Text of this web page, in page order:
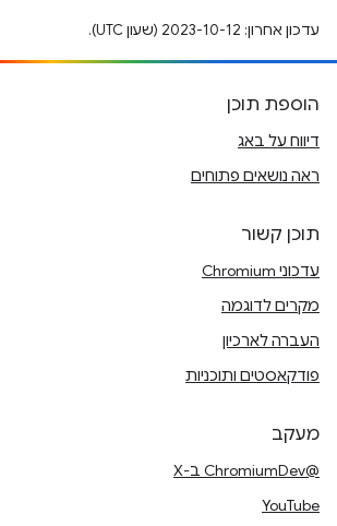
עדכון אחרון: 2023-10-12 (שעון UTC).
הוספת תוכן
דיווח על באג
ראה נושאים פתוחים
תוכן קשור
עדכוני Chromium
מקרים לדוגמה
העברה לארכיון
פודקאסטים ותוכניות
מעקב
@ChromiumDev ב-X
YouTube